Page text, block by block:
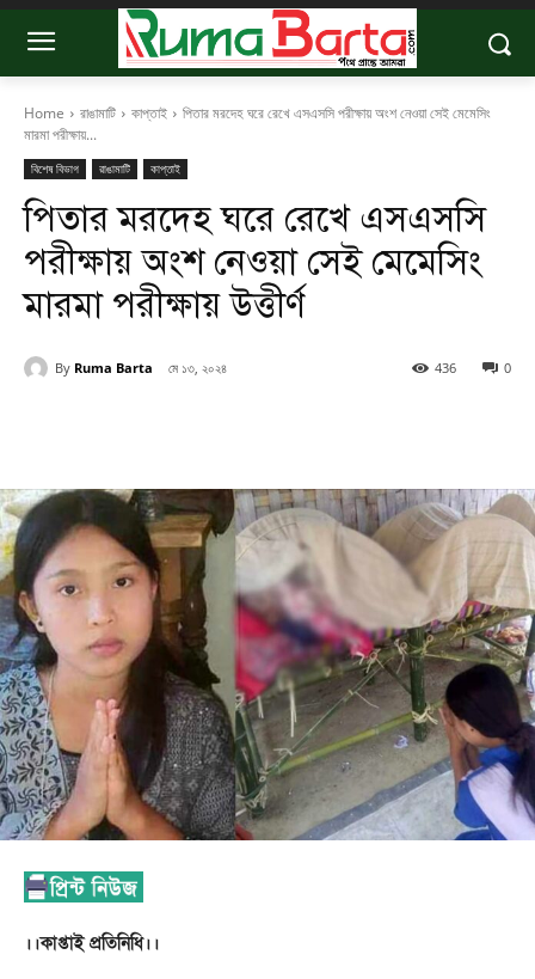
Home রাঙামাটি কাপ্তাই
পিতার মরদেহ ঘরে রেখে এসএসসি পরীক্ষায় অংশ নেওয়া সেই মেমেসিং
মারমা পরীক্ষায়...
বিশেষ বিভাগ রাঙামাটি কাপ্তাই
পিতার মরদেহ ঘরে রেখে এসএসসি
পরীক্ষায় অংশ নেওয়া সেই মেমেসিং
মারমা পরীক্ষায় উত্তীর্ণ
By Ruma Barta মে ১৩, ২০২৪ 0
436
।।কাপ্তাই প্রতিনিধি।।